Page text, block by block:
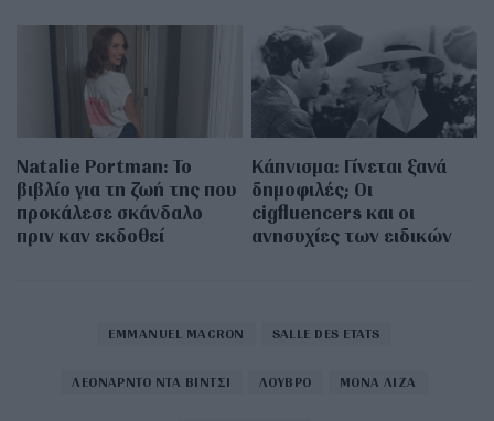
Natalie Portman: Το
βιβλίο για τη ζωή της που
προκάλεσε σκάνδαλο
πριν καν εκδοθεί
Κάπνισμα: Γίνεται ξανά
δημοφιλές; Οι
cigfluencers και οι
ανησυχίες των ειδικών
EMMANUEL MACRON SALLE DES ETATS
ΛΕΟΝΑΡΝΤΟ ΝΤΑ ΒΙΝΤΣΙ ΛΟΥΒΡΟ ΜΟΝΑ ΛΙΖΑ